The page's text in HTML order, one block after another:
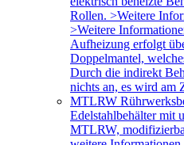
Rollen. >Weitere
>Weitere
Aufheizung erfolgt
Doppelmantel,
Durch die indirekt
nichts an, es wird am
MTLRW
Edelstahlbehälter mit
MTLRW,